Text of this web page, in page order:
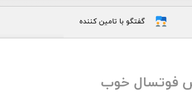
گفتگو با تامین کننده
فوتسال خوب